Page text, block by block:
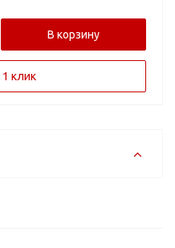
В корзину
1 клик